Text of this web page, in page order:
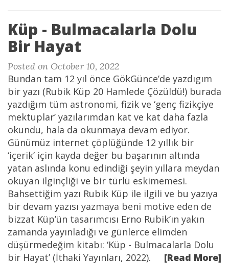
Küp - Bulmacalarla Dolu
Bir Hayat
Posted on October 10, 2022
Bundan tam 12 yıl önce GökGünce’de yazdıgım
bir yazı (Rubik Küp 20 Hamlede Çözüldü!) burada
yazdığım tüm astronomi, fizik ve ‘genç fizikçiye
mektuplar’ yazılarımdan kat ve kat daha fazla
okundu, hala da okunmaya devam ediyor.
Günümüz internet çöplüğünde 12 yıllık bir
‘içerik’ için kayda değer bu başarının altında
yatan aslında konu edindiği şeyin yıllara meydan
okuyan ilginçliği ve bir türlü eskimemesi.
Bahsettiğim yazı Rubik Küp ile ilgili ve bu yazıya
bir devam yazısı yazmaya beni motive eden de
bizzat Küp’ün tasarımcısı Erno Rubik’ın yakın
zamanda yayınladığı ve günlerce elimden
düşürmedeğim kitabı: ‘Küp - Bulmacalarla Dolu
bir Hayat’ (İthaki Yayınları, 2022).
[Read More]